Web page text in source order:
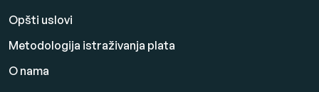
Opšti uslovi
Metodologija istraživanja plata
O nama